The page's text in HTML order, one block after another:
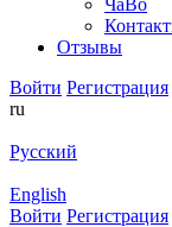
ЧаВо
Отзывы
Войти Регистрация
ru
Русский
English
Войти Регистрация